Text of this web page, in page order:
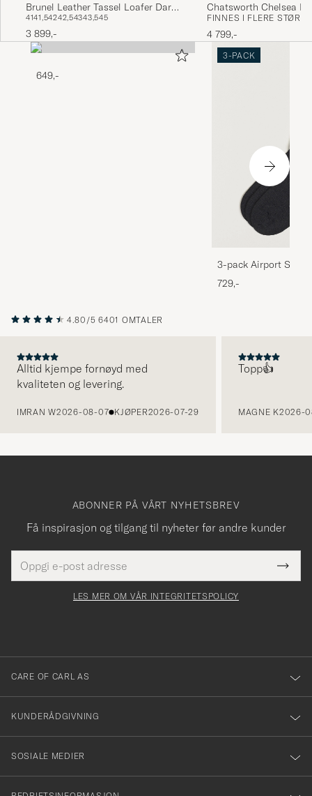
Brunel Leather Tassel Loafer Dark
Brown
4141,54242,54343,545
3 899,-
Chatsworth Chelsea
Calf
FINNES I FLERE
4 799,-
649,-
3-PACK
3-pack Airport
Melange
729,-
4.80/5 6401 OMTALER
Alltid kjempe fornøyd med
kvaliteten og levering.
IMRAN W2026-08-07 KJØPER2026-07-29
Topp👍
MAGNE K2026-
ABONNER PÅ VÅRT NYHETSBREV
Få inspirasjon og tilgang til nyheter før andre kunder
postadresse
felt
Tack
för
dig
till
vårt
nyhetsbrev!
LES MER OM VÅR INTEGRITETSPOLICY
CARE OF CARL AS
KUNDERÅDGIVNING
SOSIALE MEDIER